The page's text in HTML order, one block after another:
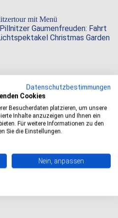
mit Menü
Gaumenfreuden: Fahrt
Christmas Garden
Gruppen
Ambiente der
machen Sie mit uns Ihr
Erlebnis.
und einzigartigen
und Umgebung, die nur
Datenschutzbestimmungen
Cookies
Besucherdaten platzieren, um unsere
Inhalte anzuzeigen und Ihnen ein
Für weitere Informationen zu den
Sie die Einstellungen.
Nein, anpassen